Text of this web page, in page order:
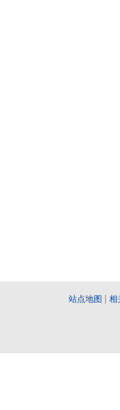
站点地图 相